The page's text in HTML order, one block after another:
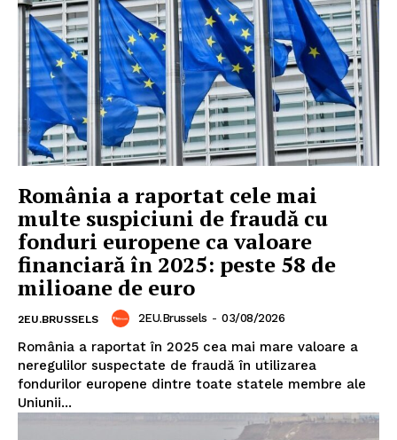
România a raportat cele mai
multe suspiciuni de fraudă cu
fonduri europene ca valoare
financiară în 2025: peste 58 de
milioane de euro
2EU.BRUSSELS 2EU.Brussels - 03/08/2026
România a raportat în 2025 cea mai mare valoare a
neregulilor suspectate de fraudă în utilizarea
fondurilor europene dintre toate statele membre ale
Uniunii...